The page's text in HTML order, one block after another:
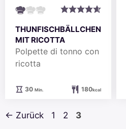
THUNFISCHBÄLLCHEN
MIT RICOTTA
Polpette di tonno con
ricotta
30Minuten
Min. 180kcal
← Zurück Seite
1 Seite
2 Seite
3